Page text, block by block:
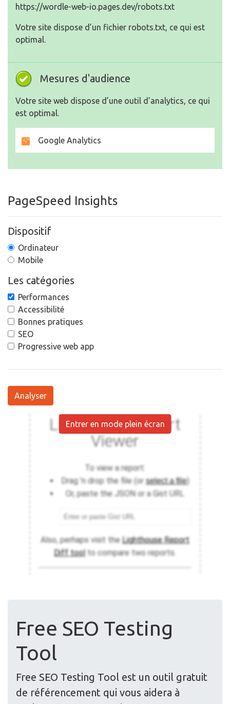
https://wordle-web-io.pages.dev/robots.txt
Votre site dispose d’un fichier robots.txt, ce qui est
optimal.
Mesures d'audience
Votre site web dispose d’une outil d'analytics, ce qui
est optimal.
Google Analytics
PageSpeed Insights
Dispositif
Ordinateur
Mobile
Les catégories
Performances
Accessibilité
Bonnes pratiques
SEO
Progressive web app
Analyser
Entrer en mode plein écran
Free SEO Testing
Tool
Free SEO Testing Tool est un outil gratuit
de référencement qui vous aidera à